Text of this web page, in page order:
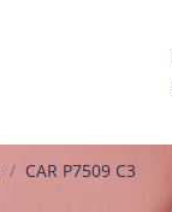
CAR P7509 C3